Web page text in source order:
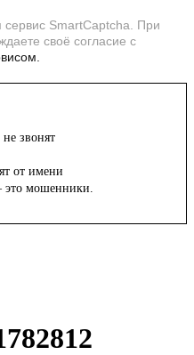
SmartCaptcha. При
своё согласие с
звонят
от имени
это мошенники.